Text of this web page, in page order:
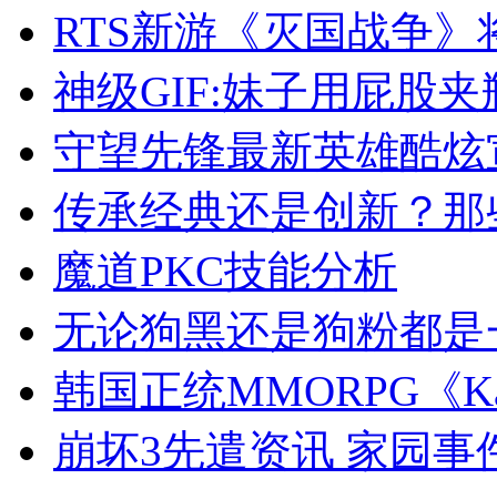
RTS新游《灭国战争
神级GIF:妹子用屁股
守望先锋最新英雄酷
传承经典还是创新？
魔道PKC技能分析
无论狗黑还是狗粉都
韩国正统MMORPG《
崩坏3先遣资讯 家园